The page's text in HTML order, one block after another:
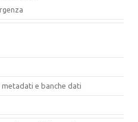
e banche dati